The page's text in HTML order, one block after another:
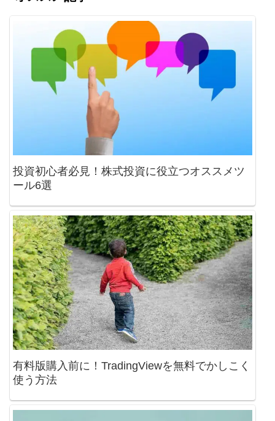
投資初心者必見！株式投資に役立つオススメツ
ール6選
有料版購入前に！TradingViewを無料でかしこく
使う方法